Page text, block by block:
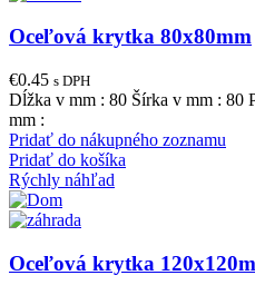
Oceľová krytka 80x80mm
€0.45 s DPH
Dĺžka v mm : 80 Šírka v mm : 80
mm :
Pridať do nákupného zoznamu
Pridať do košíka
Rýchly náhľad
Oceľová krytka